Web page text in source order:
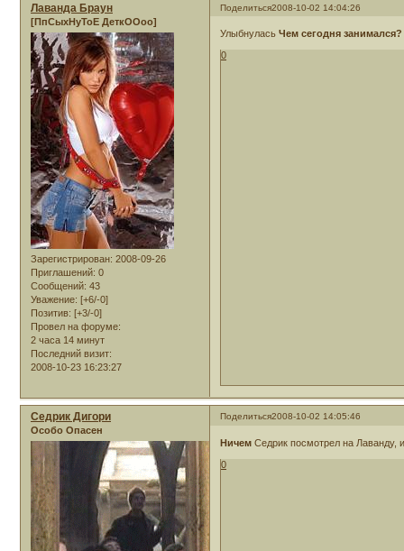
Поделиться2008-10-02 14:04:26
Лаванда Браун
[ПпСыхНуТоЕ ДеткООоо]
Зарегистрирован: 2008-09-26
Приглашений: 0
Сообщений: 43
Уважение: [+6/-0]
Позитив: [+3/-0]
Провел на форуме:
2 часа 14 минут
Последний визит:
2008-10-23 16:23:27
УлыбнуласьЧем сегодня занимался?
0
Поделиться2008-10-02 14:05:46
Седрик Дигори
Особо Опасен
Ничем Седрик посмотрел на Лаванду,
0